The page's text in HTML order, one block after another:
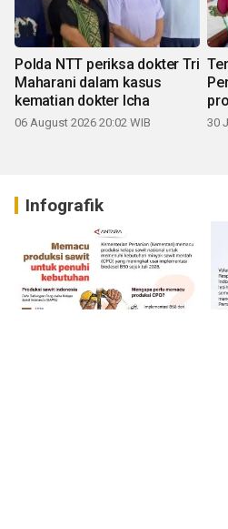
Polda NTT periksa dokter Tri
Maharani dalam kasus
kematian dokter Icha
06 August 2026 20:02 WIB 30
Infografik